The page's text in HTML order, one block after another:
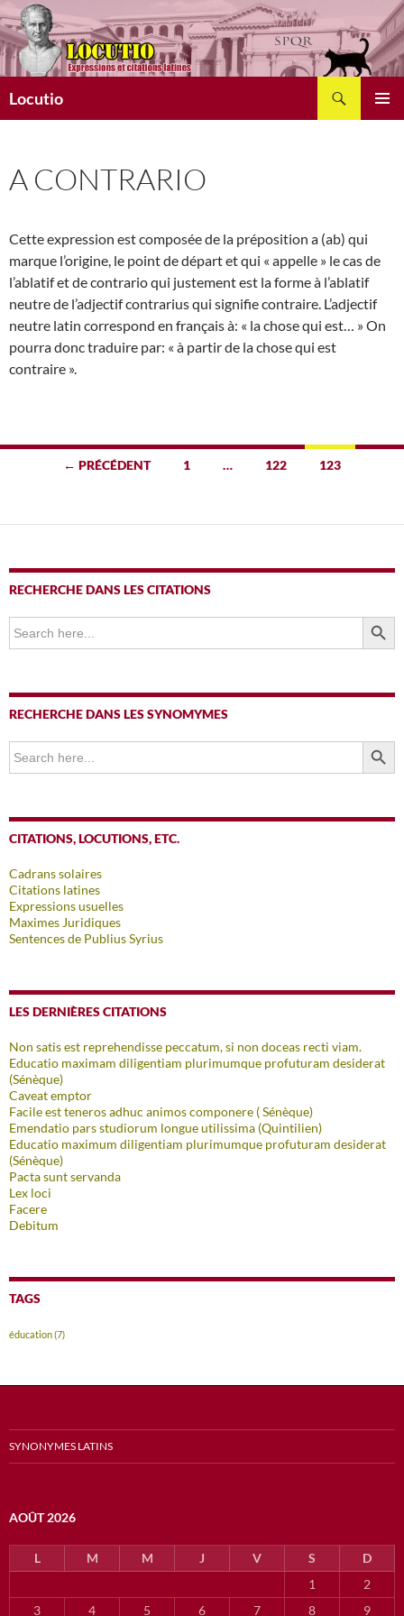
Aller
au
contenu
Locutio
A CONTRARIO
Cette expression est composée de la préposition a (ab) qui
marque l’origine, le point de départ et qui « appelle » le cas de
l’ablatif et de contrario qui justement est la forme à l’ablatif
neutre de l’adjectif contrarius qui signifie contraire. L’adjectif
neutre latin correspond en français à: « la chose qui est… » On
pourra donc traduire par: « à partir de la chose qui est
contraire ».
Navigation
articles
← PRÉCÉDENT 1 … 122 123
RECHERCHE DANS LES CITATIONS
Search
for:
SEARCH
RECHERCHE DANS LES SYNOMYMES
Search
for:
SEARCH
CITATIONS, LOCUTIONS, ETC.
Cadrans solaires
Citations latines
Expressions usuelles
Maximes Juridiques
Sentences de Publius Syrius
LES DERNIÈRES CITATIONS
Non satis est reprehendisse peccatum, si non doceas recti viam.
Educatio maximam diligentiam plurimumque profuturam desiderat
(Sénèque)
Caveat emptor
Facile est teneros adhuc animos componere ( Sénèque)
Emendatio pars studiorum longue utilissima (Quintilien)
Educatio maximum diligentiam plurimumque profuturam desiderat
(Sénèque)
Pacta sunt servanda
Lex loci
Facere
Debitum
TAGS
éducation(7)
SYNONYMES LATINS
AOÛT 2026
L M M J V S
D
1
2
3
4 5 6 7 8 9